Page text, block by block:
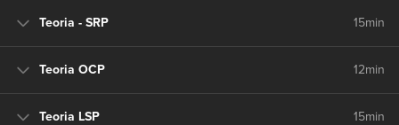
Teoria - SRP 15min
Teoria OCP 12min
Teoria LSP 15min